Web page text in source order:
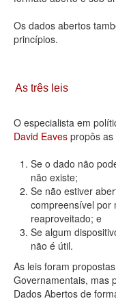
Legislação
Agenda
Contato
Os dados abertos
princípios.
As três leis
O especialista em
David Eaves propôs
Se o dado não
não existe;
Se não estiver
compreensível por
reaproveitado; e
Se algum
não é útil.
As leis foram
Governamentais, mas
Dados Abertos de